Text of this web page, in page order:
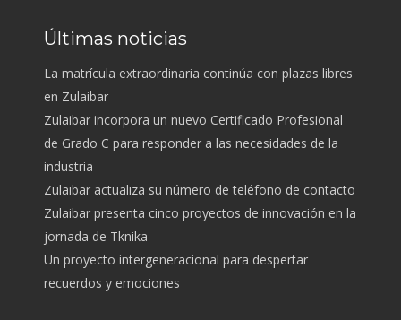
Últimas noticias
La matrícula extraordinaria continúa con plazas libres
en Zulaibar
Zulaibar incorpora un nuevo Certificado Profesional
de Grado C para responder a las necesidades de la
industria
Zulaibar actualiza su número de teléfono de contacto
Zulaibar presenta cinco proyectos de innovación en la
jornada de Tknika
Un proyecto intergeneracional para despertar
recuerdos y emociones